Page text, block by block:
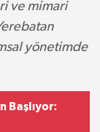
ve mimari
yönetimde
Başlıyor: